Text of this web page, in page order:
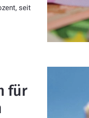
seit
für